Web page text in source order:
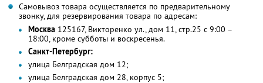
Самовывоз товара осуществляется по предварительному
звонку, для резервирования товара по адресам:
Москва 125167, Викторенко ул., дом 11, стр.25 с 9:00 –
18:00, кроме субботы и воскресенья.
Санкт-Петербург:
улица Белградская дом 12;
улица Белградская дом 28, корпус 5;